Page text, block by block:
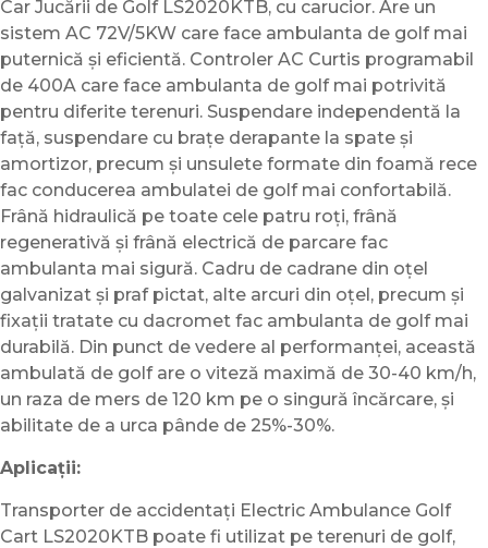
Car Jucării de Golf LS2020KTB, cu carucior. Are un
sistem AC 72V/5KW care face ambulanta de golf mai
puternică și eficientă. Controler AC Curtis programabil
de 400A care face ambulanta de golf mai potrivită
pentru diferite terenuri. Suspendare independentă la
față, suspendare cu brațe derapante la spate și
amortizor, precum și unsulete formate din foamă rece
fac conducerea ambulatei de golf mai confortabilă.
Frână hidraulică pe toate cele patru roți, frână
regenerativă și frână electrică de parcare fac
ambulanta mai sigură. Cadru de cadrane din oțel
galvanizat și praf pictat, alte arcuri din oțel, precum și
fixații tratate cu dacromet fac ambulanta de golf mai
durabilă. Din punct de vedere al performanței, această
ambulată de golf are o viteză maximă de 30-40 km/h,
un raza de mers de 120 km pe o singură încărcare, și
abilitate de a urca pânde de 25%-30%.
Aplicații:
Transporter de accidentați Electric Ambulance Golf
Cart LS2020KTB poate fi utilizat pe terenuri de golf,